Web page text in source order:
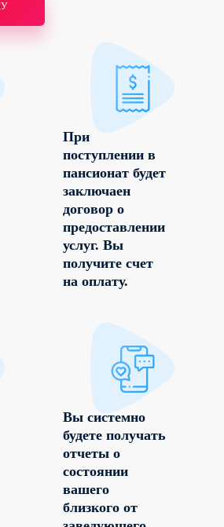
При
поступлении в
пансионат будет
заключаен
договор о
предоставлении
услуг. Вы
получите счет
на оплату.
Вы системно
будете получать
отчеты о
состоянии
вашего
близкого от